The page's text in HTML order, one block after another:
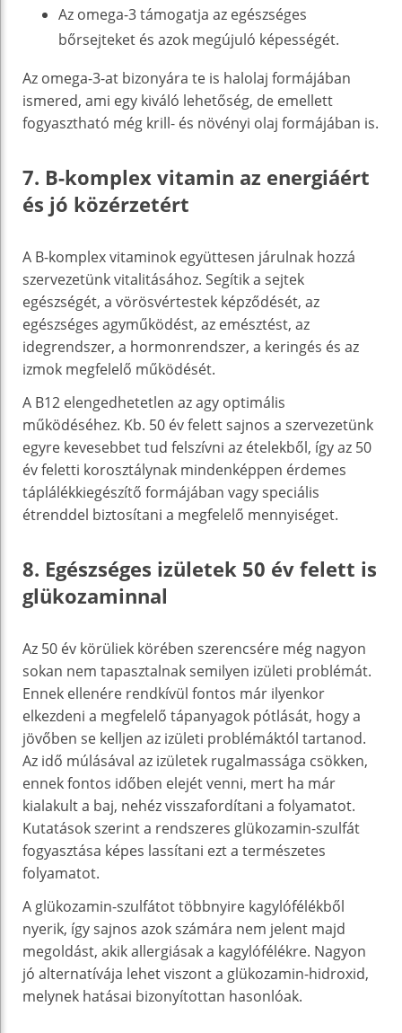
Az omega-3 támogatja az egészséges
bőrsejteket és azok megújuló képességét.
Az omega-3-at bizonyára te is halolaj formájában
ismered, ami egy kiváló lehetőség, de emellett
fogyasztható még krill- és növényi olaj formájában is.
7. B-komplex vitamin az energiáért
és jó közérzetért
A B-komplex vitaminok együttesen járulnak hozzá
szervezetünk vitalitásához. Segítik a sejtek
egészségét, a vörösvértestek képződését, az
egészséges agyműködést, az emésztést, az
idegrendszer, a hormonrendszer, a keringés és az
izmok megfelelő működését.
A B12 elengedhetetlen az agy optimális
működéséhez. Kb. 50 év felett sajnos a szervezetünk
egyre kevesebbet tud felszívni az ételekből, így az 50
év feletti korosztálynak mindenképpen érdemes
táplálékkiegészítő formájában vagy speciális
étrenddel biztosítani a megfelelő mennyiséget.
8. Egészséges izületek 50 év felett is
glükozaminnal
Az 50 év körüliek körében szerencsére még nagyon
sokan nem tapasztalnak semilyen izületi problémát.
Ennek ellenére rendkívül fontos már ilyenkor
elkezdeni a megfelelő tápanyagok pótlását, hogy a
jövőben se kelljen az izületi problémáktól tartanod.
Az idő múlásával az izületek rugalmassága csökken,
ennek fontos időben elejét venni, mert ha már
kialakult a baj, nehéz visszafordítani a folyamatot.
Kutatások szerint a rendszeres glükozamin-szulfát
fogyasztása képes lassítani ezt a természetes
folyamatot.
A glükozamin-szulfátot többnyire kagylófélékből
nyerik, így sajnos azok számára nem jelent majd
megoldást, akik allergiásak a kagylófélékre. Nagyon
jó alternatívája lehet viszont a glükozamin-hidroxid,
melynek hatásai bizonyítottan hasonlóak.